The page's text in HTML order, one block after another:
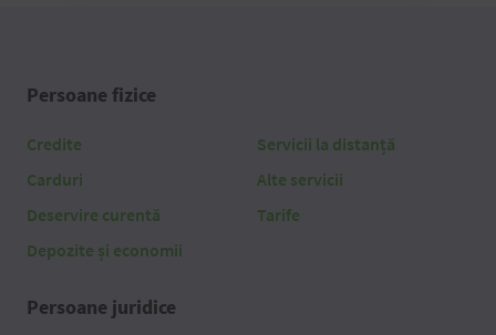
Persoane fizice
Credite
Carduri
Deservire curentă
Depozite și economii
Servicii la distanță
Alte servicii
Tarife
Persoane juridice